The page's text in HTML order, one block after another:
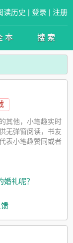
读历史 | 登录 | 注册
本 搜 索
其他，小笔趣实时
无弹窗阅读，书友
表小笔趣赞同或者
礼呢？